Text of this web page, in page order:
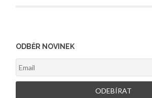
ODBĚR NOVINEK